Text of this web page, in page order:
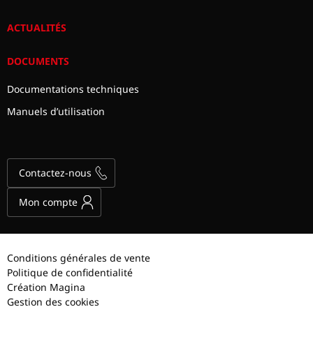
ACTUALITÉS
DOCUMENTS
Documentations techniques
Manuels d’utilisation
Contactez-nous
Mon compte
Conditions générales de vente
Politique de confidentialité
Création Magina
Gestion des cookies